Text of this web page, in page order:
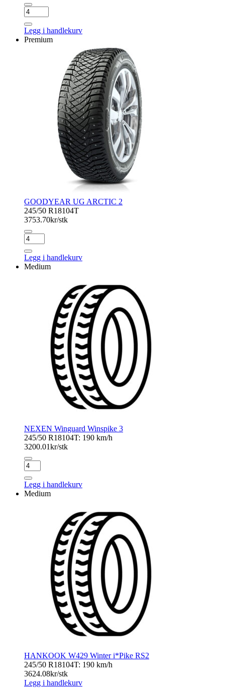
KUMHO
WI32
antall
Legg i handlekurv
Premium
GOODYEAR UG ARCTIC 2
245/50 R18104T
3753.70kr/stk
GOODYEAR
UG
ARCTIC
2
Legg i handlekurv
Medium
NEXEN Winguard Winspike 3
245/50 R18104T: 190 km/h
3200.01kr/stk
NEXEN
Winguard
Winspike
3
Legg i handlekurv
Medium
HANKOOK W429 Winter i*Pike RS2
245/50 R18104T: 190 km/h
3624.08kr/stk
Legg i handlekurv